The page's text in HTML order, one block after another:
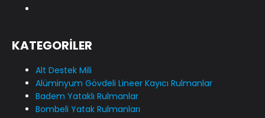
KATEGORİLER
Alt Destek Mili
Alüminyum Gövdeli Lineer Kayıcı Rulmanlar
Badem Yataklı Rulmanlar
Bombeli Yatak Rulmanları